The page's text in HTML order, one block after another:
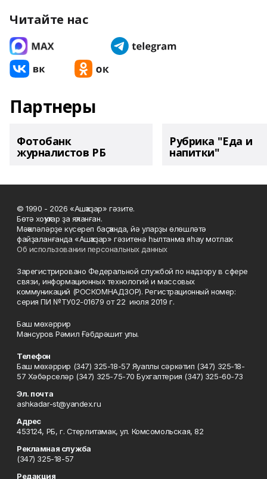
Читайте нас
Партнеры
Фотобанк
журналистов РБ
Рубрика "Еда и
напитки"
© 1990 - 2026 «Ашҡаҙар» гәзите.
Бөтә хоҡуҡтар ҙа яҡланған.
Мәҡәләләрҙе күсереп баҫҡанда, йә уларҙы өлөшләтә
файҙаланғанда «Ашҡаҙар» гәзитенә һылтанма яһау мотлаҡ.
Об использовании персональных данных
Зарегистрировано Федеральной службой по надзору в сфере
связи, информационных технологий и массовых
коммуникаций (РОСКОМНАДЗОР). Регистрационный номер:
серия ПИ №ТУ02-01679 от 22 июля 2019 г.
Баш мөхәррир
Мансуров Рәмил Ғәбдрәшит улы.
Телефон
Баш мөхәррир (347) 325-18-57 Яуаплы сәркәтип (347) 325-18-
57 Хәбәрселәр (347) 325-75-70 Бухгалтерия (347) 325-60-73
Эл. почта
ashkadar-st@yandex.ru
Адрес
453124, РБ, г. Стерлитамак, ул. Комсомольская, 82
Рекламная служба
(347) 325-18-57
Редакция